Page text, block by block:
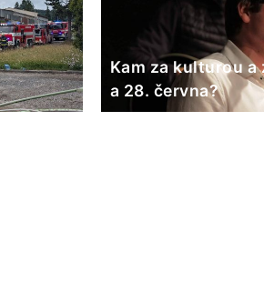
Kam za kulturou a
a 28. června?